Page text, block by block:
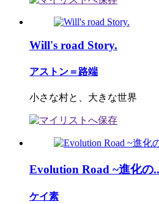
Will's road Story.
アストン＝路端
小さな村と、大きな世界
Evolution Road ~進化の
ケイ素